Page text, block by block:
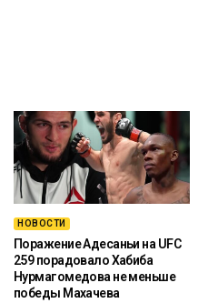
НОВОСТИ
Поражение Адесаньи на UFC
259 порадовало Хабиба
Нурмагомедова не меньше
победы Махачева